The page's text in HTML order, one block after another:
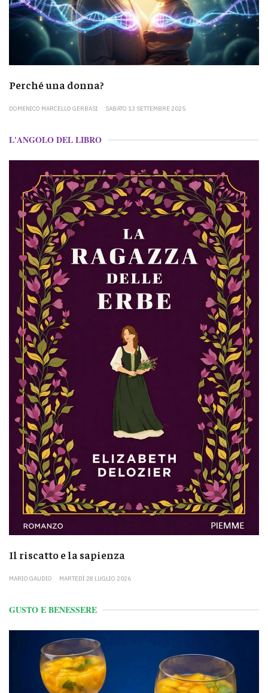
Perché una donna?
DOMENICO MARCELLO GERBASI SABATO 13 SETTEMBRE 2025
L'ANGOLO DEL LIBRO
Il riscatto e la sapienza
MARIO GAUDIO MARTEDÌ 28 LUGLIO 2026
GUSTO E BENESSERE